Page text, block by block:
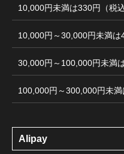
10,000円未満は330円（税込
10,000円～30,000円未満は
30,000円～100,000円未満
100,000円～300,000円未満
Alipay